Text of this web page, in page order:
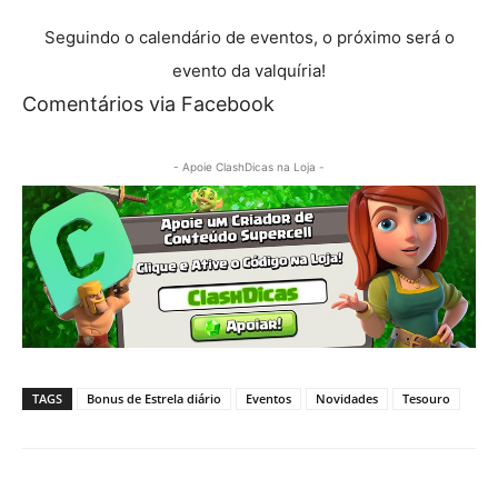
Seguindo o calendário de eventos, o próximo será o
evento da valquíria!
Comentários via Facebook
- Apoie ClashDicas na Loja -
TAGS Bonus de Estrela diário Eventos Novidades Tesouro